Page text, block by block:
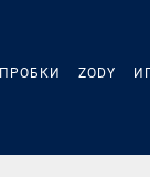
ПРОБКИ ZODY